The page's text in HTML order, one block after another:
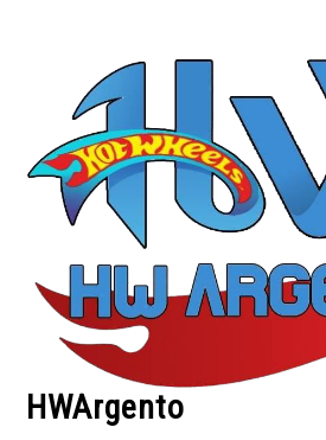
HWArgento